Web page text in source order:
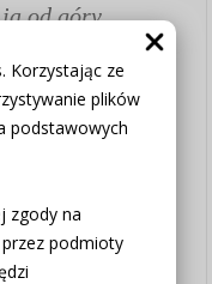
Korzystając ze
plików
podstawowych
zgody na
podmioty
ją od góry
do dołu
zasłona.
zmian (np.
składaniu
UWAGI -